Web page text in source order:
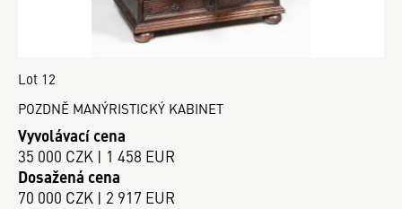
Lot 12
POZDNĚ MANÝRISTICKÝ KABINET
Vyvolávací cena
35 000 CZK | 1 458 EUR
Dosažená cena
70 000 CZK | 2 917 EUR